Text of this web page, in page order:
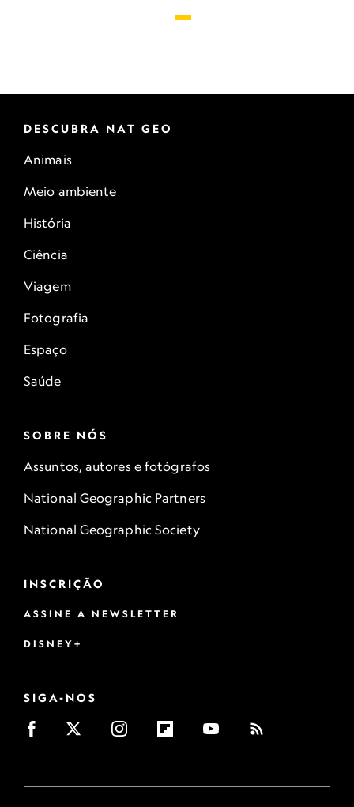
DESCUBRA NAT GEO
Animais
Meio ambiente
História
Ciência
Viagem
Fotografia
Espaço
Saúde
SOBRE NÓS
Assuntos, autores e fotógrafos
National Geographic Partners
National Geographic Society
INSCRIÇÃO
ASSINE A NEWSLETTER
DISNEY+
SIGA-NOS